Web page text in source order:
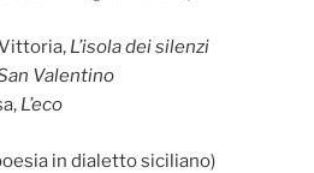
L’isola dei silenzi
Valentino
L’eco
in dialetto siciliano)